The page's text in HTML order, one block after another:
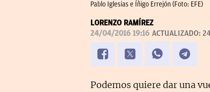
Pablo Iglesias e Íñigo Errejón (Foto: EFE)
LORENZO RAMÍREZ
24/04/2016 19:16 ACTUALIZADO:
Podemos quiere dar una